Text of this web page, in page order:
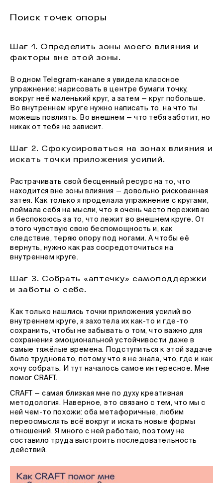
Поиск точек опоры
Шаг 1. Определить зоны моего влияния и
факторы вне этой зоны.
В одном Telegram-канале я увидела классное
упражнение: нарисовать в центре бумаги точку,
вокруг неё маленький круг, а затем — круг побольше.
Во внутреннем круге нужно написать то, на что ты
можешь повлиять. Во внешнем — что тебя заботит, но
никак от тебя не зависит.
Шаг 2. Сфокусироваться на зонах влияния и
искать точки приложения усилий.
Растрачивать свой бесценный ресурс на то, что
находится вне зоны влияния — довольно рискованная
затея. Как только я проделала упражнение с кругами,
поймала себя на мысли, что я очень часто переживаю
и беспокоюсь за то, что лежит во внешнем круге. От
этого чувствую свою беспомощность и, как
следствие, теряю опору под ногами. А чтобы её
вернуть, нужно как раз сосредоточиться на
внутреннем круге.
Шаг 3. Собрать «аптечку» самоподдержки
и заботы о себе.
Как только нашлись точки приложения усилий во
внутреннем круге, я захотела их как-то и где-то
сохранить, чтобы не забывать о том, что важно для
сохранения эмоциональной устойчивости даже в
самые тяжёлые времена. Подступиться к этой задаче
было трудновато, потому что я не знала, что, где и как
хочу собрать. И тут началось самое интересное. Мне
помог CRAFT.
CRAFT — самая близкая мне по духу креативная
методология. Наверное, это связано с тем, что мы с
ней чем-то похожи: оба метафоричные, любим
переосмыслять всё вокруг и искать новые формы
отношений. Я много с ней работаю, поэтому не
составило труда выстроить последовательность
действий.